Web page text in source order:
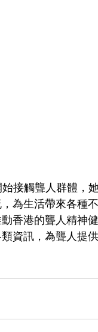
接觸聾人群體，
為生活帶來各種
香港的聾人精神
資訊，為聾人提